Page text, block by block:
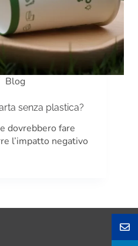
Blog
senza plastica?
dovrebbero fare
l’impatto negativo